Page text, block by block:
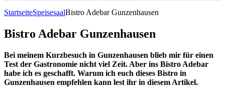
StartseiteSpeisesaalBistro Adebar Gunzenhausen
Bistro Adebar Gunzenhausen
Bei meinem Kurzbesuch in Gunzenhausen blieb mir für einen
Test der Gastronomie nicht viel Zeit. Aber ins Bistro Adebar
habe ich es geschafft. Warum ich euch dieses Bistro in
Gunzenhausen empfehlen kann lest ihr in diesem Artikel.